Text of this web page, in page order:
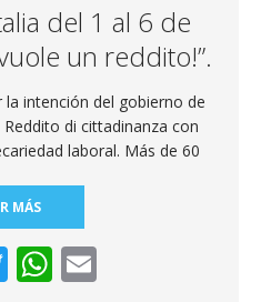
del 1 al 6 de
un reddito!”.
intención del gobierno de
di cittadinanza con
laboral. Más de 60
MÁS
T W